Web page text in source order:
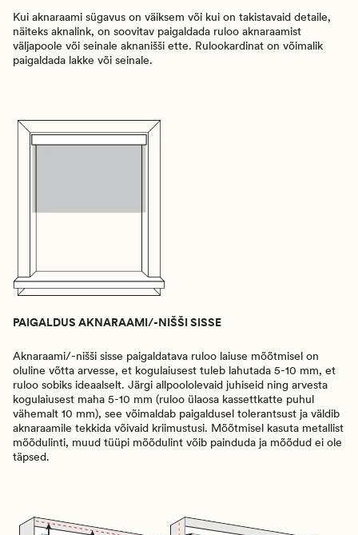
Kui aknaraami sügavus on väiksem või kui on takistavaid detaile,
näiteks aknalink, on soovitav paigaldada ruloo aknaraamist
väljapoole või seinale aknanišši ette. Rulookardinat on võimalik
paigaldada lakke või seinale.
PAIGALDUS AKNARAAMI/-NIŠŠI SISSE
Aknaraami/-nišši sisse paigaldatava ruloo laiuse mõõtmisel on
oluline võtta arvesse, et kogulaiusest tuleb lahutada 5-10 mm, et
ruloo sobiks ideaalselt. Järgi allpoololevaid juhiseid ning arvesta
kogulaiusest maha 5-10 mm (ruloo ülaosa kassettkatte puhul
vähemalt 10 mm), see võimaldab paigaldusel tolerantsust ja väldib
aknaraamile tekkida võivaid kriimustusi. Mõõtmisel kasuta metallist
mõõdulinti, muud tüüpi mõõdulint võib painduda ja mõõdud ei ole
täpsed.